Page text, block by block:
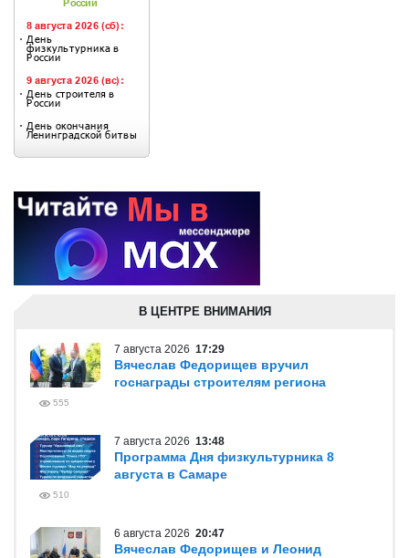
В ЦЕНТРЕ ВНИМАНИЯ
7 августа 2026 17:29
Вячеслав Федорищев вручил
госнаграды строителям региона
555
7 августа 2026 13:48
Программа Дня физкультурника 8
августа в Самаре
510
6 августа 2026 20:47
Вячеслав Федорищев и Леонид